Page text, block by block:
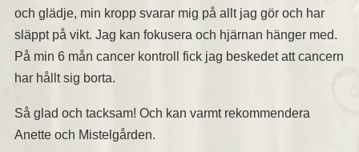
och glädje, min kropp svarar mig på allt jag gör och har
släppt på vikt. Jag kan fokusera och hjärnan hänger med.
På min 6 mån cancer kontroll fick jag beskedet att cancern
har hållt sig borta.
Så glad och tacksam! Och kan varmt rekommendera
Anette och Mistelgården.